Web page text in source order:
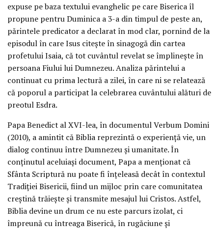
expuse pe baza textului evanghelic pe care Biserica îl
propune pentru Duminica a 3-a din timpul de peste an,
părintele predicator a declarat în mod clar, pornind de la
episodul în care Isus citește în sinagogă din cartea
profetului Isaia, că tot cuvântul revelat se împlinește în
persoana Fiului lui Dumnezeu. Analiza părintelui a
continuat cu prima lectură a zilei, în care ni se relatează
că poporul a participat la celebrarea cuvântului alături de
preotul Esdra.
Papa Benedict al XVI-lea, în documentul Verbum Domini
(2010), a amintit că Biblia reprezintă o experiență vie, un
dialog continuu între Dumnezeu și umanitate. În
conținutul aceluiași document, Papa a menționat că
Sfânta Scriptură nu poate fi înțeleasă decât în contextul
Tradiției Bisericii, fiind un mijloc prin care comunitatea
creștină trăiește și transmite mesajul lui Cristos. Astfel,
Biblia devine un drum ce nu este parcurs izolat, ci
împreună cu întreaga Biserică, în rugăciune și